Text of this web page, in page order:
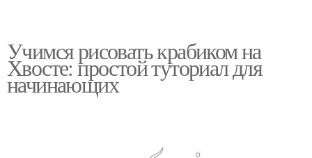
Учимся рисовать крабиком на
Хвосте: простой туториал для
начинающих